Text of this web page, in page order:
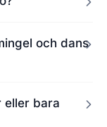
och dans
eller bara